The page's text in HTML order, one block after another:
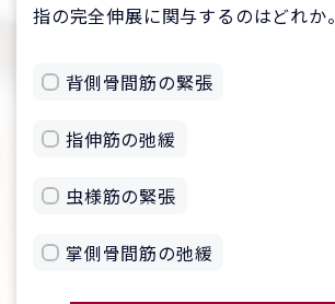
指の完全伸展に関与するのはどれか。
背側骨間筋の緊張
指伸筋の弛緩
虫様筋の緊張
掌側骨間筋の弛緩